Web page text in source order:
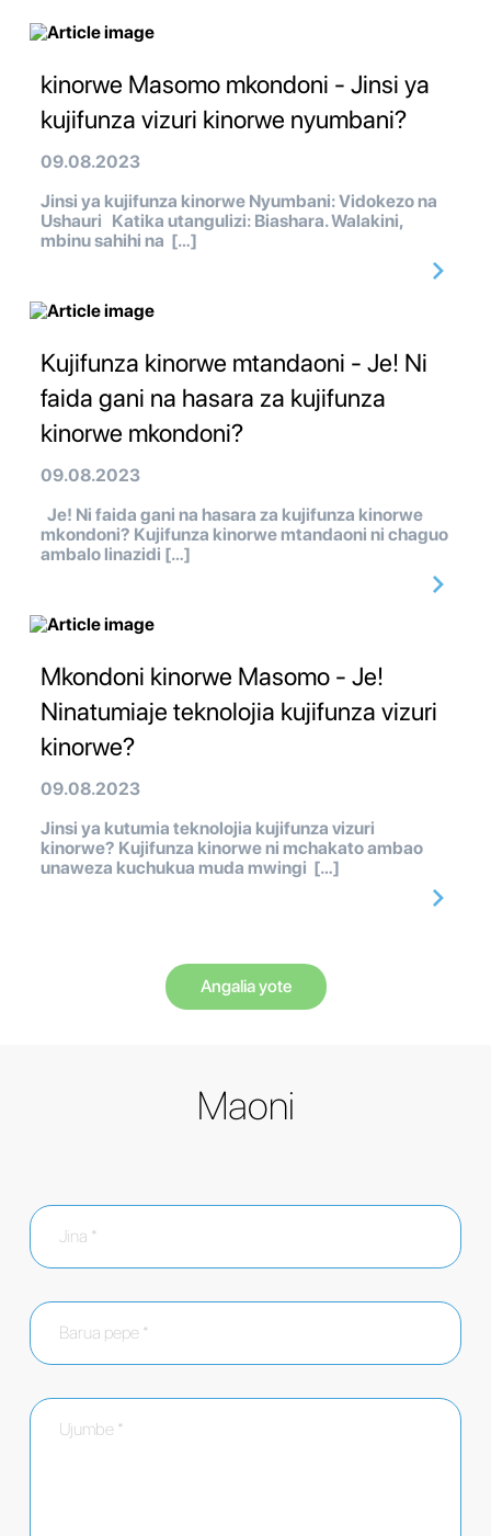
kinorwe Masomo mkondoni - Jinsi ya
kujifunza vizuri kinorwe nyumbani?
09.08.2023
Jinsi ya kujifunza kinorwe Nyumbani: Vidokezo na
Ushauri Katika utangulizi: Biashara. Walakini,
mbinu sahihi na […]
Kujifunza kinorwe mtandaoni - Je! Ni
faida gani na hasara za kujifunza
kinorwe mkondoni?
09.08.2023
Je! Ni faida gani na hasara za kujifunza kinorwe
mkondoni? Kujifunza kinorwe mtandaoni ni chaguo
ambalo linazidi […]
Mkondoni kinorwe Masomo - Je!
Ninatumiaje teknolojia kujifunza vizuri
kinorwe?
09.08.2023
Jinsi ya kutumia teknolojia kujifunza vizuri
kinorwe? Kujifunza kinorwe ni mchakato ambao
unaweza kuchukua muda mwingi […]
Angalia yote
Maoni